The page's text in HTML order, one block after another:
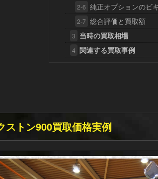
2-6 純正オプションのビ
2-7 総合評価と買取額
3 当時の買取相場
4 関連する買取事例
ストン900買取価格実例